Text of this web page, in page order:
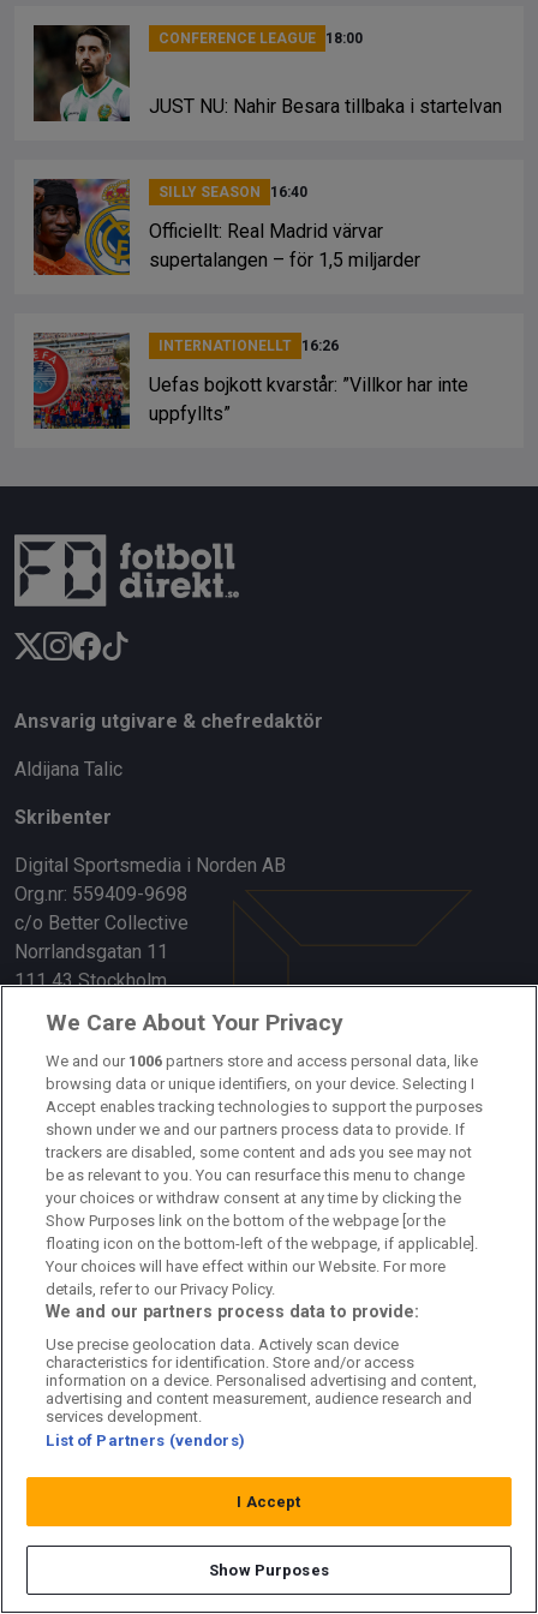
CONFERENCE LEAGUE 18:00
JUST NU: Nahir Besara tillbaka i startelvan
SILLY SEASON 16:40
Officiellt: Real Madrid värvar
supertalangen – för 1,5 miljarder
INTERNATIONELLT 16:26
Uefas bojkott kvarstår: ”Villkor har inte
uppfyllts”
Ansvarig utgivare & chefredaktör
Aldijana Talic
Skribenter
Digital Sportsmedia i Norden AB
Org.nr: 559409-9698
c/o Better Collective
Norrlandsgatan 11
111 43 Stockholm
Länkar
Om oss
Kontakta oss
Kundtjänst
Sponsor: Rekatochklart
Annonsera på Fotbolldirekt
Redaktionell policy
Personuppgiftspolicy
Cookiepolicy
We Care About Your Privacy
We and our 1006 partners store and access personal data, like
browsing data or unique identifiers, on your device. Selecting I
Accept enables tracking technologies to support the purposes
shown under we and our partners process data to provide. If
trackers are disabled, some content and ads you see may not
be as relevant to you. You can resurface this menu to change
your choices or withdraw consent at any time by clicking the
Show Purposes link on the bottom of the webpage [or the
floating icon on the bottom-left of the webpage, if applicable].
Your choices will have effect within our Website. For more
details, refer to our Privacy Policy.
We and our partners process data to provide:
Use precise geolocation data. Actively scan device
characteristics for identification. Store and/or access
information on a device. Personalised advertising and content,
advertising and content measurement, audience research and
services development.
List of Partners (vendors)
I Accept
Show Purposes